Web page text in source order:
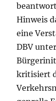
Hinweis
eine
DBV
kritisiert